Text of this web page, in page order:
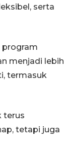
serta
program
menjadi lebih
termasuk
terus
tetapi juga